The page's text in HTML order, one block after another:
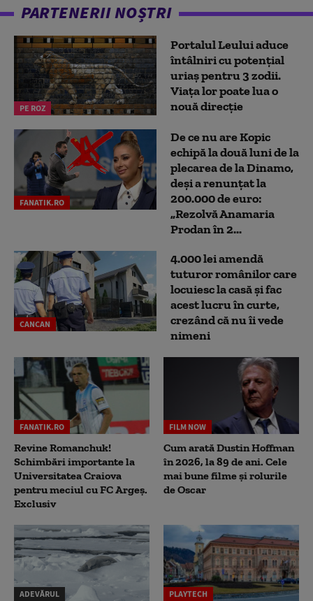
PARTENERII NOȘTRI
PE ROZ
Portalul Leului aduce
întâlniri cu potențial
uriaș pentru 3 zodii.
Viața lor poate lua o
nouă direcție
FANATIK.RO
De ce nu are Kopic
echipă la două luni de la
plecarea de la Dinamo,
deși a renunțat la
200.000 de euro:
„Rezolvă Anamaria
Prodan în 2...
CANCAN
4.000 lei amendă
tuturor românilor care
locuiesc la casă și fac
acest lucru în curte,
crezând că nu îi vede
nimeni
FANATIK.RO
Revine Romanchuk!
Schimbări importante la
Universitatea Craiova
pentru meciul cu FC Argeş.
Exclusiv
FILM NOW
Cum arată Dustin Hoffman
în 2026, la 89 de ani. Cele
mai bune filme și rolurile
de Oscar
ADEVĂRUL PLAYTECH